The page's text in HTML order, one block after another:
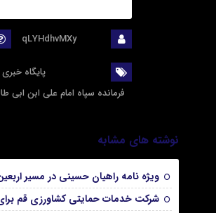
ارسال :qLYHdhvMXy
پایگاه
فرمانده سپاه امام علی ابن ابی
نوشته های مشابه
ویژه نامه راهیان حسینی در مسیر
شرکت خدمات حمایتی کشاورزی قم